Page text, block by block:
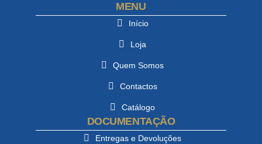
MENU
Início
Loja
Quem Somos
Contactos
Catálogo
DOCUMENTAÇÃO
Entregas e Devoluções